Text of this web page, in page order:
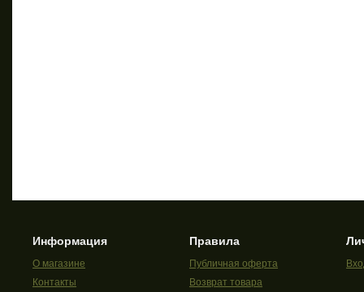
Информация
О магазине
Контакты
Правила
Публичная оферта
Возврат товара